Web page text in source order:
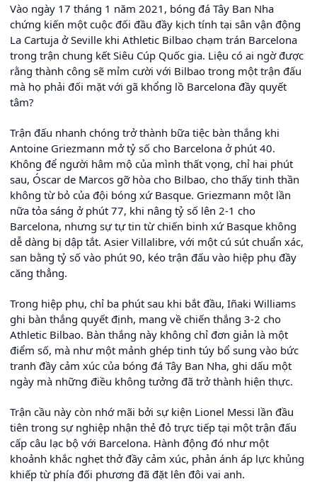
Vào ngày 17 tháng 1 năm 2021, bóng đá Tây Ban Nha
chứng kiến một cuộc đối đầu đầy kịch tính tại sân vận động
La Cartuja ở Seville khi Athletic Bilbao chạm trán Barcelona
trong trận chung kết Siêu Cúp Quốc gia. Liệu có ai ngờ được
rằng thành công sẽ mỉm cười với Bilbao trong một trận đấu
mà họ phải đối mặt với gã khổng lồ Barcelona đầy quyết
tâm?
Trận đấu nhanh chóng trở thành bữa tiệc bàn thắng khi
Antoine Griezmann mở tỷ số cho Barcelona ở phút 40.
Không để người hâm mộ của mình thất vọng, chỉ hai phút
sau, Óscar de Marcos gỡ hòa cho Bilbao, cho thấy tinh thần
không từ bỏ của đội bóng xứ Basque. Griezmann một lần
nữa tỏa sáng ở phút 77, khi nâng tỷ số lên 2-1 cho
Barcelona, nhưng sự tự tin từ chiến binh xứ Basque không
dễ dàng bị dập tắt. Asier Villalibre, với một cú sút chuẩn xác,
san bằng tỷ số vào phút 90, kéo trận đấu vào hiệp phụ đầy
căng thẳng.
Trong hiệp phụ, chỉ ba phút sau khi bắt đầu, Iñaki Williams
ghi bàn thắng quyết định, mang về chiến thắng 3-2 cho
Athletic Bilbao. Bàn thắng này không chỉ đơn giản là một
điểm số, mà như một mảnh ghép tinh túy bổ sung vào bức
tranh đầy cảm xúc của bóng đá Tây Ban Nha, ghi dấu một
ngày mà những điều không tưởng đã trở thành hiện thực.
Trận cầu này còn nhớ mãi bởi sự kiện Lionel Messi lần đầu
tiên trong sự nghiệp nhận thẻ đỏ trực tiếp tại một trận đấu
cấp câu lạc bộ với Barcelona. Hành động đó như một
khoảnh khắc nghẹt thở đầy cảm xúc, phản ánh áp lực khủng
khiếp từ phía đối phương đã đặt lên đôi vai anh.